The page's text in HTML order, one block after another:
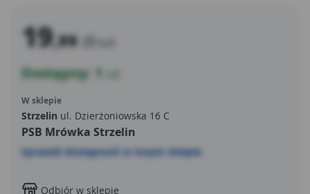
prysznic, szampon, odżywkę, mydło, akcesoria do
golenia czy gąbki.
19,99 zł
Dostępny: 1
W sklepie
Strzelin ul. Dzierżoniowska 16 C
PSB Mrówka Strzelin
Sprawdź dostępność w innym sklepie
Odbiór w sklepie